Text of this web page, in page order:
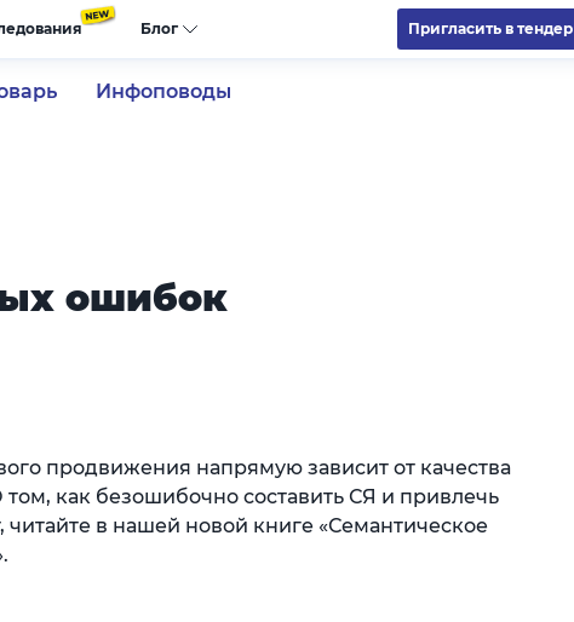
Блог Пригласить в тендер
Инфоповоды
ошибок
продвижения напрямую зависит от качества
как безошибочно составить СЯ и привлечь
читайте в нашей новой книге «Семантическое